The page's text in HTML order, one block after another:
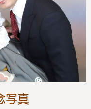
写真